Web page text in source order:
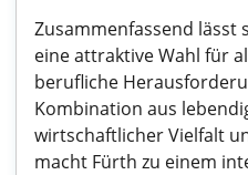
Zusammenfassend lässt
eine attraktive Wahl für
berufliche
Kombination aus
wirtschaftlicher Vielfalt
macht Fürth zu einem